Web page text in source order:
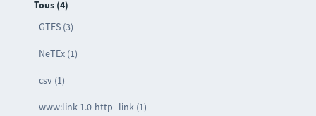
Tous (4)
GTFS (3)
NeTEx (1)
csv (1)
www:link-1.0-http--link (1)